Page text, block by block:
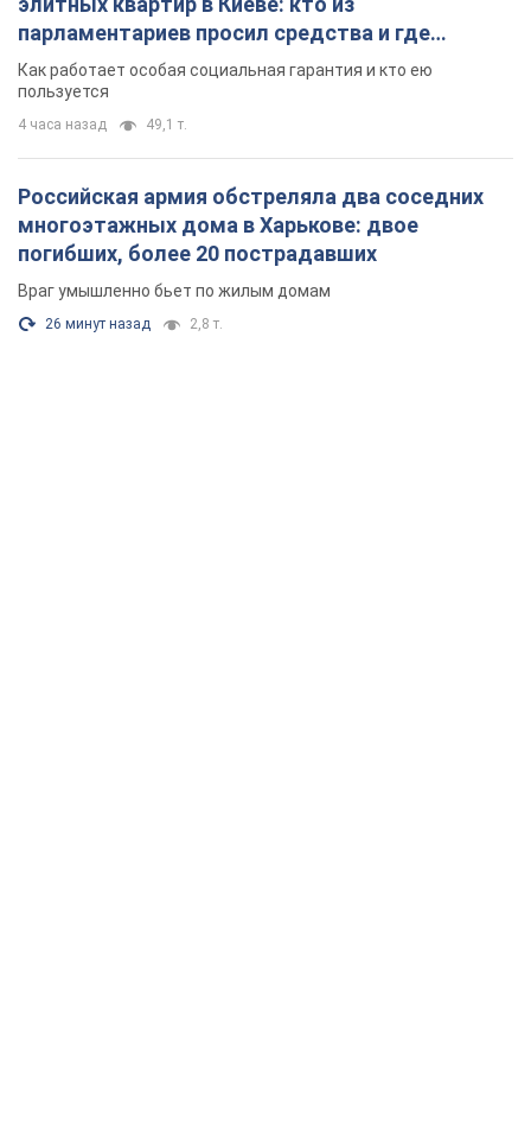
парламентариев просил средства и где
поселился
Как работает особая социальная гарантия и кто ею
пользуется
4 часа назад 49,1 т.
Российская армия обстреляла два соседних
многоэтажных дома в Харькове: двое
погибших, более 20 пострадавших
Враг умышленно бьет по жилым домам
26 минут назад 2,8 т.